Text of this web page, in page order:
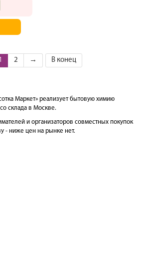
2 → В конец
Маркет» реализует бытовую химию
склада в Москве.
и организаторов совместных покупок
- ниже цен на рынке нет.